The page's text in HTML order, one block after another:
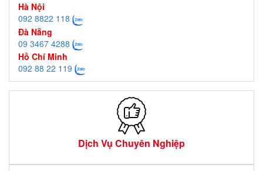
Hà Nội
092 8822 118
Đà Nẵng
09 3467 4288
Hồ Chí Minh
092 88 22 119
Dịch Vụ Chuyên Nghiệp